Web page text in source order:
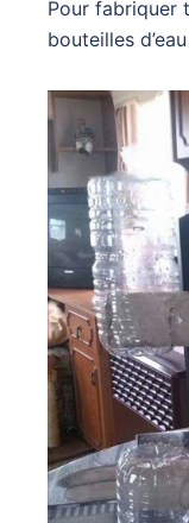
Pour fabriquer
bouteilles